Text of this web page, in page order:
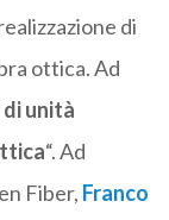
di
ottica. Ad
unità
“. Ad
Fiber, Franco